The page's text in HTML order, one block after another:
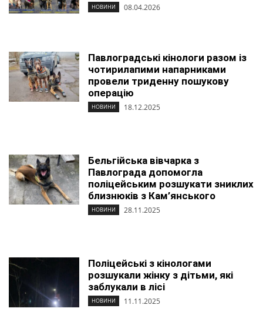
НОВИНИ 08.04.2026
Павлоградські кінологи разом із
чотирилапими напарниками
провели триденну пошукову
операцію
НОВИНИ 18.12.2025
Бельгійська вівчарка з
Павлограда допомогла
поліцейським розшукати зниклих
близнюків з Кам’янського
НОВИНИ 28.11.2025
Поліцейські з кінологами
розшукали жінку з дітьми, які
заблукали в лісі
НОВИНИ 11.11.2025